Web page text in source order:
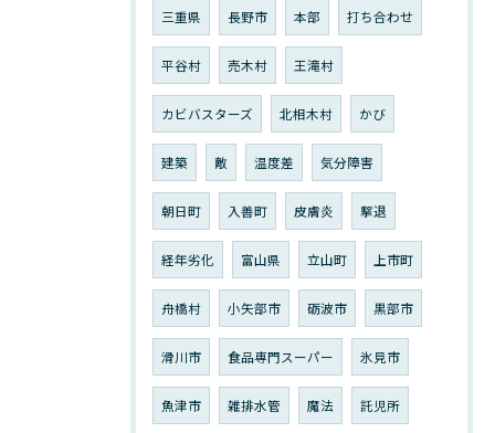
三重県 長野市 本部 打ち合わせ
平谷村 売木村 王滝村
カビバスターズ 北相木村 かび
建築 敵 温度差 気分障害
朝日町 入善町 皮膚炎 撃退
経年劣化 富山県 立山町 上市町
舟橋村 小矢部市 砺波市 黒部市
滑川市 食品専門スーパー 氷見市
魚津市 雑排水管 魔法 託児所